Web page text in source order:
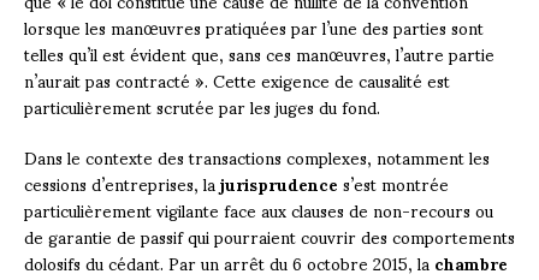
lorsque les manœuvres pratiquées par l’une des parties sont
telles qu’il est évident que, sans ces manœuvres, l’autre partie
n’aurait pas contracté ». Cette exigence de causalité est
particulièrement scrutée par les juges du fond.
Dans le contexte des transactions complexes, notamment les
cessions d’entreprises, lajurisprudences’est montrée
particulièrement vigilante face aux clauses de non-recours ou
de garantie de passif qui pourraient couvrir des comportements
dolosifs du cédant. Par un arrêt du 6 octobre 2015, lachambre